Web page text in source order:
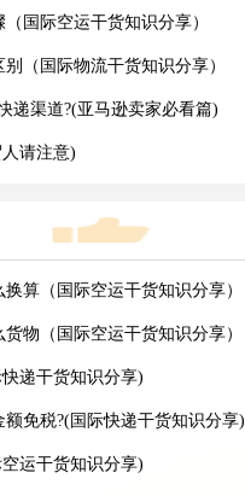
国际空运干货知识分享）
（国际物流干货知识分享）
递渠道?(亚马逊卖家必看篇)
请注意)
算（国际空运干货知识分享）
物（国际空运干货知识分享）
递干货知识分享)
免税?(国际快递干货知识分享)
运干货知识分享)